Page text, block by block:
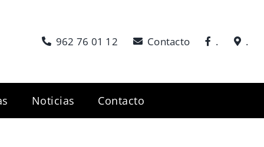
962 76 01 12 Contacto . .
Noticias Contacto